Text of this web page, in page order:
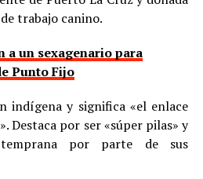
trabajo canino.
a un sexagenario para
Punto Fijo
indígena y significa «el enlace
Destaca por ser «súper pilas» y
por parte de sus